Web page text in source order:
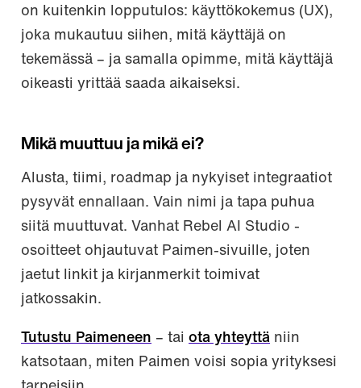
on kuitenkin lopputulos: käyttökokemus (UX),
joka mukautuu siihen, mitä käyttäjä on
tekemässä – ja samalla opimme, mitä käyttäjä
oikeasti yrittää saada aikaiseksi.
Mikä muuttuu ja mikä ei?
Alusta, tiimi, roadmap ja nykyiset integraatiot
pysyvät ennallaan. Vain nimi ja tapa puhua
siitä muuttuvat. Vanhat Rebel AI Studio -
osoitteet ohjautuvat Paimen-sivuille, joten
jaetut linkit ja kirjanmerkit toimivat
jatkossakin.
Tutustu Paimeneen – tai ota yhteyttä niin
katsotaan, miten Paimen voisi sopia yrityksesi